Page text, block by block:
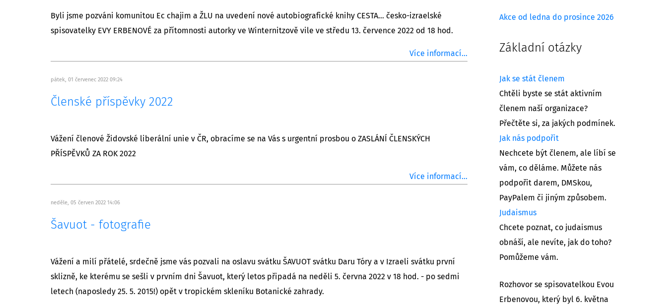
Byli jsme pozváni komunitou Ec chajim a ŽLU na uvedení nové autobiografické knihy CESTA... česko-izraelské
spisovatelky EVY ERBENOVÉ za přítomnosti autorky ve Winternitzově vile ve středu 13. července 2022 od 18 hod.
Více informací...
pátek, 01 červenec 2022 09:24
Členské příspěvky 2022
Vážení členové Židovské liberální unie v ČR, obracíme se na Vás s urgentní prosbou o ZASLÁNÍ ČLENSKÝCH
PŘÍSPĚVKŮ ZA ROK 2022
Více informací...
neděle, 05 červen 2022 14:06
Šavuot - fotografie
Vážení a milí přátelé, srdečně jsme vás pozvali na oslavu svátku ŠAVUOT svátku Daru Tóry a v Izraeli svátku první
sklizně, ke kterému se sešli v prvním dni Šavuot, který letos připadá na neděli 5. června 2022 v 18 hod. - po sedmi
letech (naposledy 25. 5. 2015!) opět v tropickém skleníku Botanické zahrady.
Akce od ledna do prosince 2026
Základní otázky
Jak se stát členem
Chtěli byste se stát aktivním
členem naší organizace?
Přečtěte si, za jakých podmínek.
Jak nás podpořit
Nechcete být členem, ale líbí se
vám, co děláme. Můžete nás
podpořit darem, DMSkou,
PayPalem či jiným způsobem.
Judaismus
Chcete poznat, co judaismus
obnáší, ale nevíte, jak do toho?
Pomůžeme vám.
Rozhovor se spisovatelkou Evou
Erbenovou, který byl 6. května